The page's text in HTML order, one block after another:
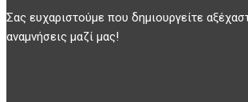
Σας ευχαριστούμε που δημιουργείτε
αναμνήσεις μαζί μας!